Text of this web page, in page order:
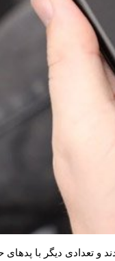
راهی بازار شدند و